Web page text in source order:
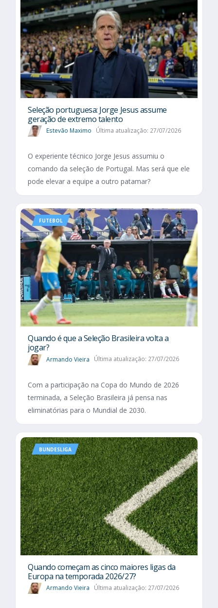
Seleção portuguesa: Jorge Jesus assume
geração de extremo talento
Estevão Maximo Última atualização: 27/07/2026
O experiente técnico Jorge Jesus assumiu o
comando da seleção de Portugal. Mas será que ele
pode elevar a equipe a outro patamar?
FUTEBOL
Quando é que a Seleção Brasileira volta a
jogar?
Armando Vieira Última atualização: 27/07/2026
Com a participação na Copa do Mundo de 2026
terminada, a Seleção Brasileira já pensa nas
eliminatórias para o Mundial de 2030.
BUNDESLIGA
Quando começam as cinco maiores ligas da
Europa na temporada 2026/27?
Armando Vieira Última atualização: 27/07/2026